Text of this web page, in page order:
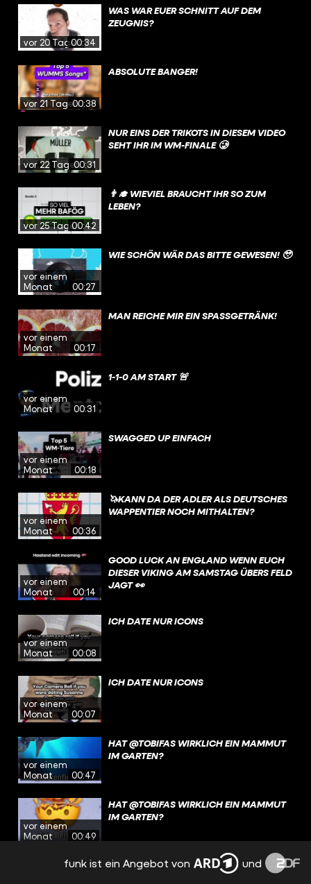
vor 20 Tagen00:34
WAS WAR EUER SCHNITT AUF DEM
ZEUGNIS?
vor 21 Tagen00:38
ABSOLUTE BANGER!
vor 22 Tagen00:31
NUR EINS DER TRIKOTS IN DIESEM VIDEO
SEHT IHR IM WM-FINALE 🥲
vor 25 Tagen00:42
👨‍🎓 WIEVIEL BRAUCHT IHR SO ZUM
LEBEN?
vor einem
Monat
00:27
WIE SCHÖN WÄR DAS BITTE GEWESEN! 🥹
vor einem
Monat
00:17
MAN REICHE MIR EIN SPASSGETRÄNK!
vor einem
Monat
00:31
1-1-0 AM START 🚨
vor einem
Monat
00:18
SWAGGED UP EINFACH
vor einem
Monat
00:36
🦄KANN DA DER ADLER ALS DEUTSCHES
WAPPENTIER NOCH MITHALTEN?
vor einem
Monat
00:14
GOOD LUCK AN ENGLAND WENN EUCH
DIESER VIKING AM SAMSTAG ÜBERS FELD
JAGT 👀
vor einem
Monat
00:08
ICH DATE NUR ICONS
vor einem
Monat
00:07
ICH DATE NUR ICONS
vor einem
Monat
00:47
HAT @TOBIFAS WIRKLICH EIN MAMMUT
IM GARTEN?
vor einem
Monat
00:49
HAT @TOBIFAS WIRKLICH EIN MAMMUT
IM GARTEN?
ÖFFENTLICH-RECHTLICHE MONTAG
funk ist ein Angebot von und